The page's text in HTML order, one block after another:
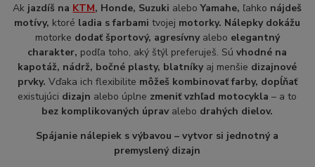
Ak jazdíš na KTM, Honde, Suzuki aleboYamahe, ľahko nájdeš
motívy, ktoré ladia s farbami tvojej motorky. Nálepky dokážu
motorke dodať športový, agresívnyalebo elegantný
charakter, podľa toho, aký štýl preferuješ. Súvhodné na
kapotáž, nádrž, bočné plasty, blatníkyaj menšie dizajnové
prvky. Vďaka ich flexibilite môžeš kombinovať farby, dopĺňať
existujúci dizajn alebo úplne zmeniť vzhľad motocykla – a to
bez komplikovaných úpravalebo drahých dielov.
Spájanie nálepiek s výbavou – vytvor si jednotný a
premyslený dizajn